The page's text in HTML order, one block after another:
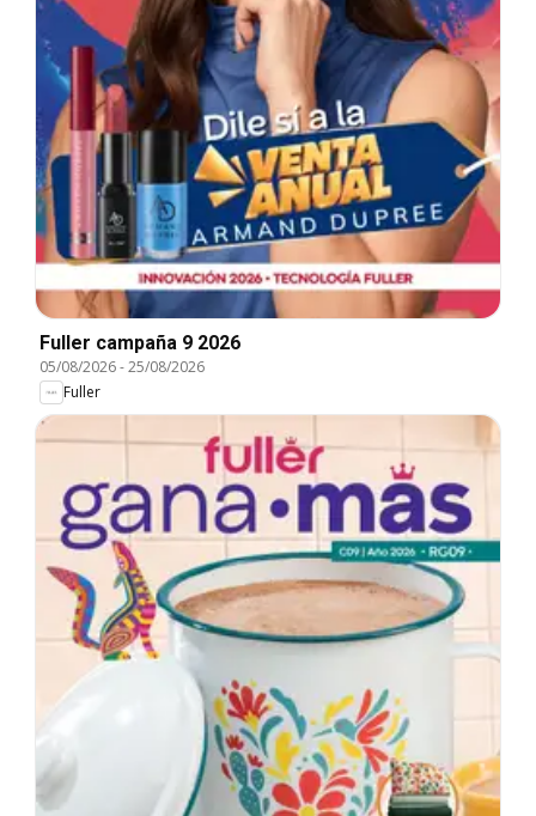
Fuller campaña 9 2026
05/08/2026-25/08/2026
Fuller